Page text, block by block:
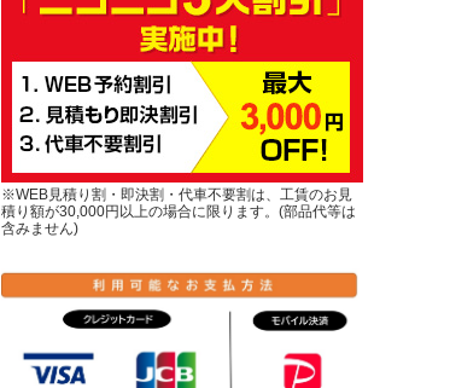
※WEB見積り割・即決割・代車不要割は、工賃のお見
積り額が30,000円以上の場合に限ります。(部品代等は
含みません)